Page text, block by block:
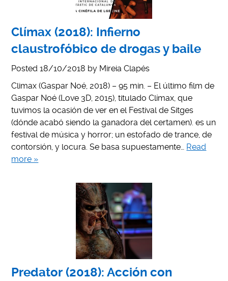
Clímax (2018): Infierno
claustrofóbico de drogas y baile
Posted18/10/2018 by Mireia Clapés
Climax (Gaspar Noé, 2018) – 95 min. – El último film de
Gaspar Noé (Love 3D, 2015), titulado Clímax, que
tuvimos la ocasión de ver en el Festival de Sitges
(dónde acabó siendo la ganadora del certamen). es un
festival de música y horror; un estofado de trance, de
contorsión, y locura. Se basa supuestamente… Read
more »
Predator (2018): Acción con